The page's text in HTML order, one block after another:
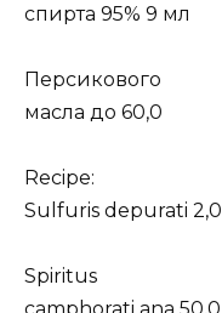
спирта 95% 9 мл
Персикового
масла до 60,0
Recipe:
Sulfuris depurati 2,0
Spiritus